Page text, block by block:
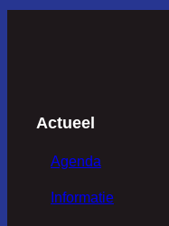
Actueel
Agenda
Informatie